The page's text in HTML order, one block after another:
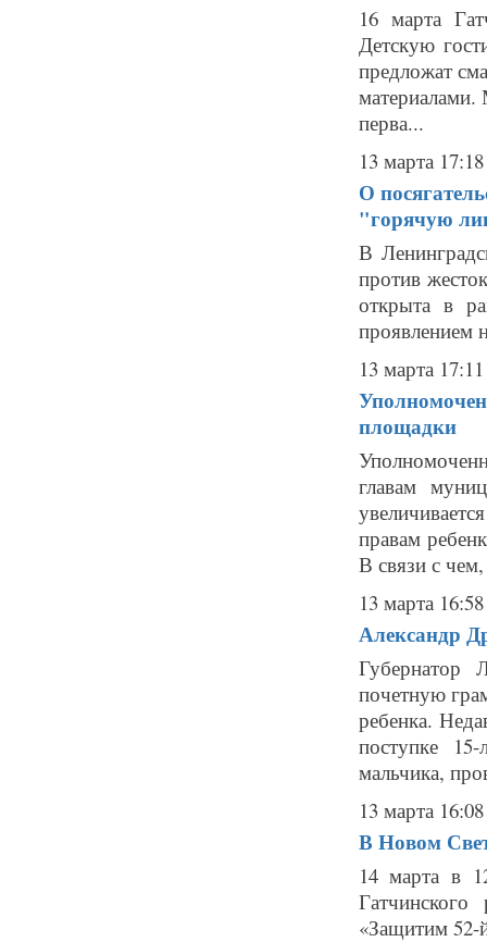
16 марта
Детскую
предложат
материалами.
перва...
13 марта 17:18
О
"горячую
В
против
открыта в
проявлением
13 марта 17:11
площадки
главам
правам
В связи с
13 марта 16:58
Александр
Губернатор
почетную
ребенка.
поступке
мальчика,
13 марта 16:08
В Новом
14 марта в
«Защитим 52-